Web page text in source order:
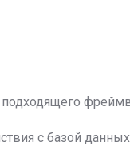
с базой